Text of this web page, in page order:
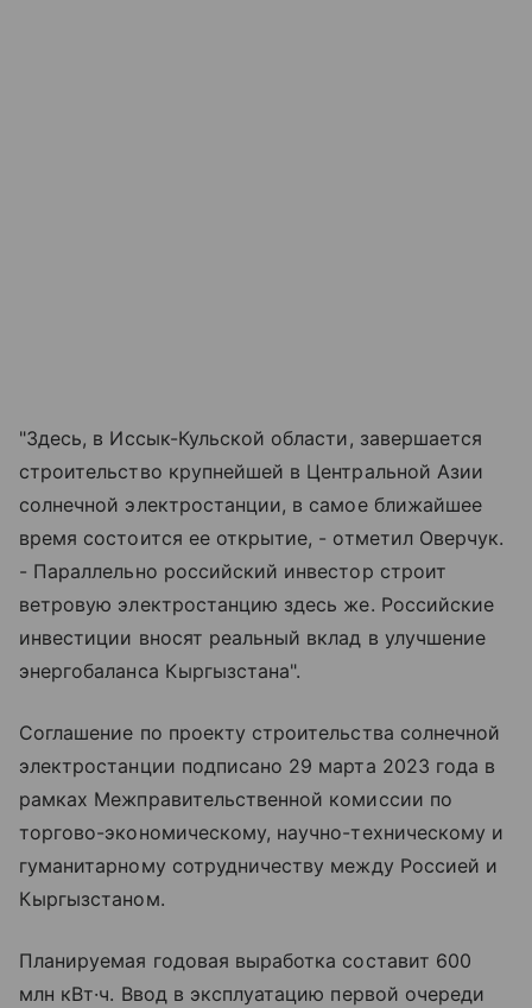
"Здесь, в Иссык-Кульской области, завершается
строительство крупнейшей в Центральной Азии
солнечной электростанции, в самое ближайшее
время состоится ее открытие, - отметил Оверчук.
- Параллельно российский инвестор строит
ветровую электростанцию здесь же. Российские
инвестиции вносят реальный вклад в улучшение
энергобаланса Кыргызстана".
Соглашение по проекту строительства солнечной
электростанции подписано 29 марта 2023 года в
рамках Межправительственной комиссии по
торгово-экономическому, научно-техническому и
гуманитарному сотрудничеству между Россией и
Кыргызстаном.
Планируемая годовая выработка составит 600
млн кВт·ч. Ввод в эксплуатацию первой очереди